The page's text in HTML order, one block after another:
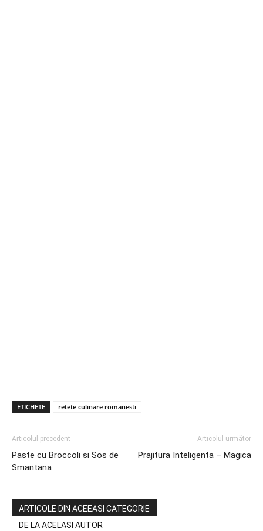
ETICHETE retete culinare romanesti
Articolul precedent
Paste cu Broccoli si Sos de
Smantana
Articolul următor
Prajitura Inteligenta – Magica
ARTICOLE DIN ACEEASI CATEGORIE
DE LA ACELASI AUTOR